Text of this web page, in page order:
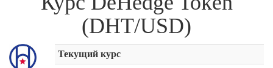
(DHT/USD)
Текущий курс